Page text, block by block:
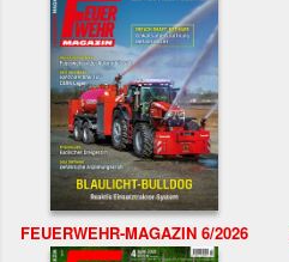
FEUERWEHR-MAGAZIN 6/2026